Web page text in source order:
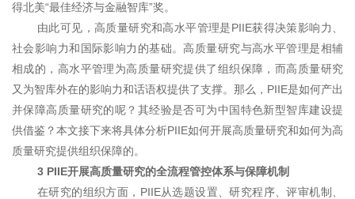
得北美“最佳经济与金融智库”奖。
由此可见，高质量研究和高水平管理是PIIE获得决策影响力、
社会影响力和国际影响力的基础。高质量研究与高水平管理是相辅
相成的，高水平管理为高质量研究提供了组织保障，而高质量研究
又为智库外在的影响力和话语权提供了支撑。那么，PIIE是如何产出
并保障高质量研究的呢？其经验是否可为中国特色新型智库建设提
供借鉴？本文接下来将具体分析PIIE如何开展高质量研究和如何为高
质量研究提供组织保障的。
3 PIIE开展高质量研究的全流程管控体系与保障机制
在研究的组织方面，PIIE从选题设置、研究程序、评审机制、